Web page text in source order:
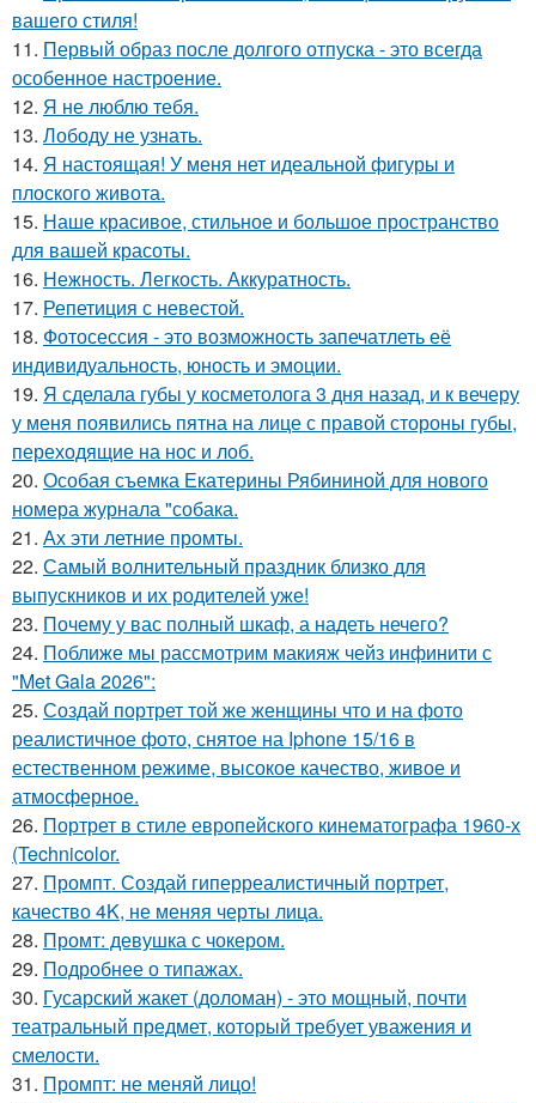
вашего стиля!
11. Первый образ после долгого отпуска - это всегда
особенное настроение.
12. Я не люблю тебя.
13. Лободу не узнать.
14. Я настоящая! У меня нет идеальной фигуры и
плоского живота.
15. Наше красивое, стильное и большое пространство
для вашей красоты.
16. Нежность. Легкость. Аккуратность.
17. Репетиция с невестой.
18. Фотосессия - это возможность запечатлеть её
индивидуальность, юность и эмоции.
19. Я сделала губы у косметолога 3 дня назад, и к вечеру
у меня появились пятна на лице с правой стороны губы,
переходящие на нос и лоб.
20. Особая съемка Екатерины Рябининой для нового
номера журнала "собака.
21. Ах эти летние промты.
22. Самый волнительный праздник близко для
выпускников и их родителей уже!
23. Почему у вас полный шкаф, а надеть нечего?
24. Поближе мы рассмотрим макияж чейз инфинити с
"Met Gala 2026":
25. Создай портрет той же женщины что и на фото
реалистичное фото, снятое на Iphone 15/16 в
естественном режиме, высокое качество, живое и
атмосферное.
26. Портрет в стиле европейского кинематографа 1960-х
(Technicolor.
27. Промпт. Создай гиперреалистичный портрет,
качество 4K, не меняя черты лица.
28. Промт: девушка с чокером.
29. Подробнее о типажах.
30. Гусарский жакет (доломан) - это мощный, почти
театральный предмет, который требует уважения и
смелости.
31. Промпт: не меняй лицо!